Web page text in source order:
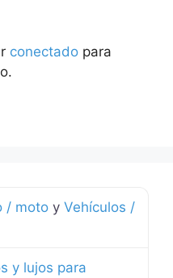
conectado para
/ moto y Vehículos /
y lujos para